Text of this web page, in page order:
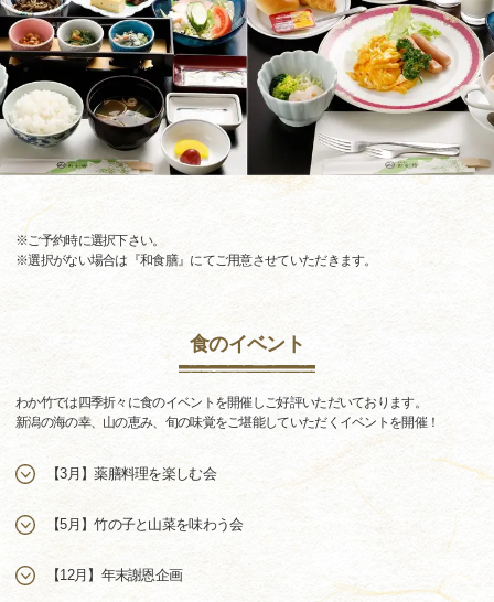
※ご予約時に選択下さい。
※選択がない場合は『和食膳』にてご用意させていただきます。
食のイベント
わか竹では四季折々に食のイベントを開催しご好評いただいております。
新潟の海の幸、山の恵み、旬の味覚をご堪能していただくイベントを開催！
【3月】薬膳料理を楽しむ会
【5月】竹の子と山菜を味わう会
【12月】年末謝恩企画